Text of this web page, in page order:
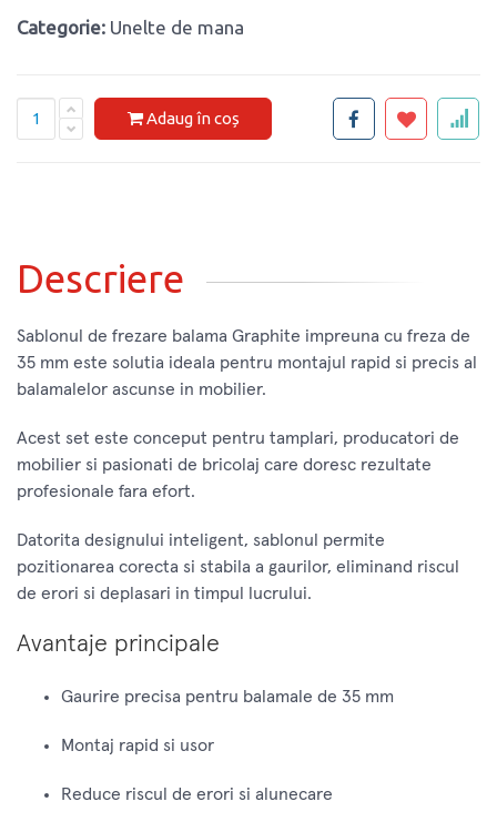
Categorie: Unelte de mana
Adaug în coș
Descriere
Sablonul de frezare balama Graphite impreuna cu freza de
35 mm este solutia ideala pentru montajul rapid si precis al
balamalelor ascunse in mobilier.
Acest set este conceput pentru tamplari, producatori de
mobilier si pasionati de bricolaj care doresc rezultate
profesionale fara efort.
Datorita designului inteligent, sablonul permite
pozitionarea corecta si stabila a gaurilor, eliminand riscul
de erori si deplasari in timpul lucrului.
Avantaje principale
Gaurire precisa pentru balamale de 35 mm
Montaj rapid si usor
Reduce riscul de erori si alunecare